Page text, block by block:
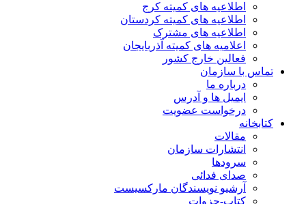
اطلاعیه های کمیته کرج
اطلاعیه های کمیته کردستان
اطلاعیه های مشترک
اعلامیه های کمیته آذربایجان
فعالین خارج کشور
تماس با سازمان
درباره ما
ایمیل ها و آدرس
درخواست عضویت
کتابخانه
مقالات
انتشارات سازمان
سرودها
صدای فدائی
آرشیو نویسندگان مارکسیست
کتاب-جزوات